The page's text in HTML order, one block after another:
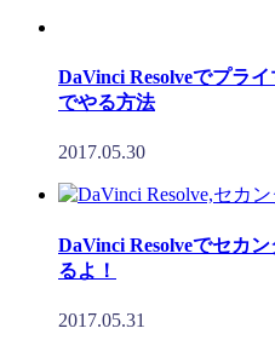
DaVinci Resolveでプラ
でやる方法
2017.05.30
DaVinci Resolveでセカ
るよ！
2017.05.31